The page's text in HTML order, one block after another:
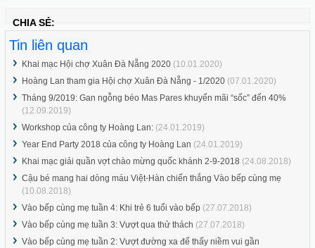
CHIA SẺ:
Tin liên quan
Khai mạc Hội chợ Xuân Đà Nẵng 2020(10.01.2020)
Hoàng Lan tham gia Hội chợ Xuân Đà Nẵng - 1/2020(07.01.2020)
Tháng 9/2019: Gan ngỗng béo Mas Pares khuyến mãi “sốc” đến 40%
(12.09.2019)
Workshop của công ty Hoàng Lan:(24.01.2019)
Year End Party 2018 của công ty Hoàng Lan (24.01.2019)
Khai mạc giải quần vợt chào mừng quốc khánh 2-9-2018 (24.08.2018)
Cậu bé mang hai dòng máu Việt-Hàn chiến thắng Vào bếp cùng mẹ
(10.08.2018)
Vào bếp cùng mẹ tuần 4: Khi trẻ 6 tuổi vào bếp(27.07.2018)
Vào bếp cùng mẹ tuần 3: Vượt qua thử thách (27.07.2018)
Vào bếp cùng mẹ tuần 2: Vượt đường xa để thấy niềm vui gần
Tháng 9/2019: Gan ngỗng béo Mas Pares
Workshop của công ty Hoàng Lan: